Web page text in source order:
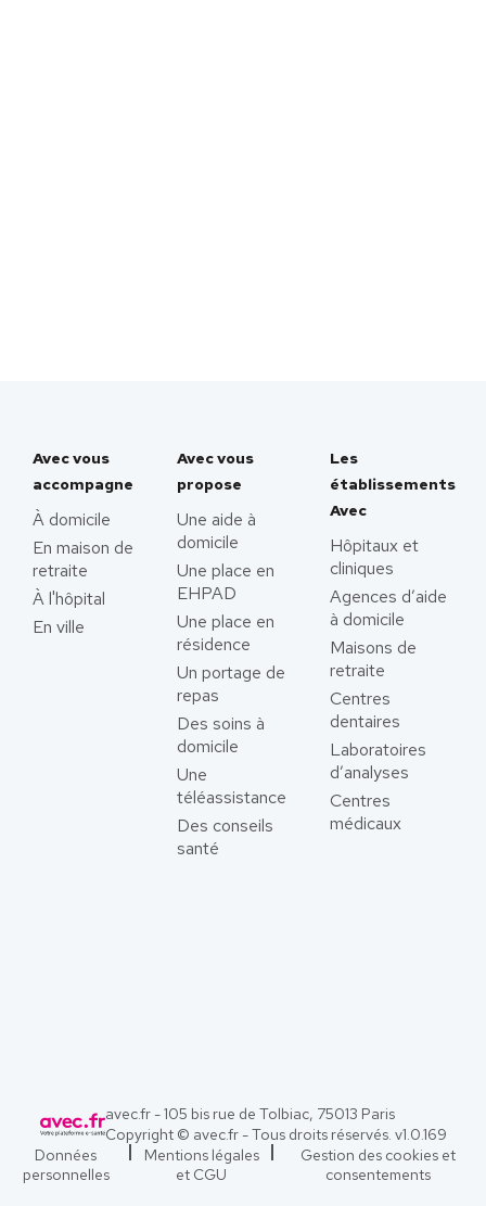
Avec vous
accompagne
À domicile
En maison de
retraite
À l'hôpital
En ville
Avec vous
propose
Une aide à
domicile
Une place en
EHPAD
Une place en
résidence
Un portage de
repas
Des soins à
domicile
Une
téléassistance
Des conseils
santé
Les
établissements
Avec
Hôpitaux et
cliniques
Agences d’aide
à domicile
Maisons de
retraite
Centres
dentaires
Laboratoires
d’analyses
Centres
médicaux
avec.fr - 105 bis rue de Tolbiac, 75013 Paris
Copyright © avec.fr - Tous droits réservés. v1.0.169
Données
personnelles
Mentions légales
et CGU
Gestion des cookies et
consentements